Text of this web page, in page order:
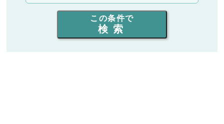
出力を選ぶ
同時通話人数を選ぶ
この条件で
検索